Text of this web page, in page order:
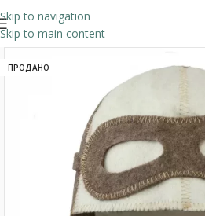
Skip to navigation
Skip to main content
ПРОДАНО